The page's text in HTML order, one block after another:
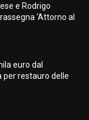
e Rodrigo
‘Attorno al
euro dal
per restauro delle